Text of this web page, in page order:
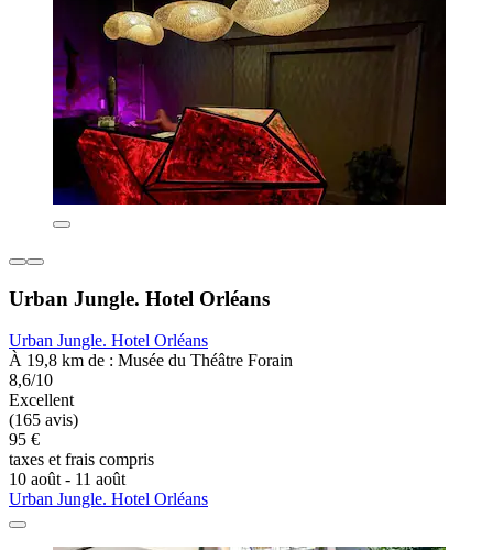
Urban Jungle. Hotel Orléans
Urban Jungle. Hotel Orléans
À 19,8 km de : Musée du Théâtre Forain
8,6/10
Excellent
(165 avis)
95 €
taxes et frais compris
10 août - 11 août
Urban Jungle. Hotel Orléans